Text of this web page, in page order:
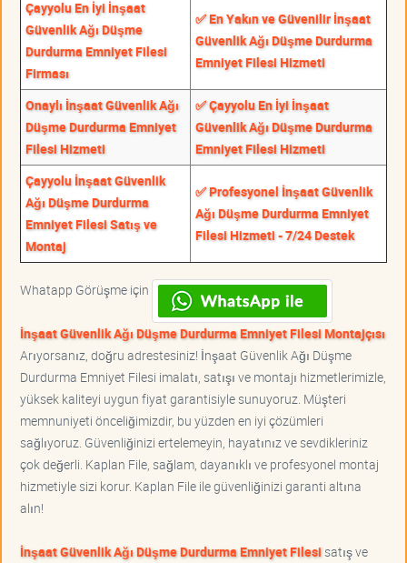
Çayyolu En İyi İnşaat
Güvenlik Ağı Düşme
Durdurma Emniyet Filesi
Firması
✅ En Yakın ve Güvenilir İnşaat
Güvenlik Ağı Düşme Durdurma
Emniyet Filesi Hizmeti
Onaylı İnşaat Güvenlik Ağı
Düşme Durdurma Emniyet
Filesi Hizmeti
✅ Çayyolu En İyi İnşaat
Güvenlik Ağı Düşme Durdurma
Emniyet Filesi Hizmeti
Çayyolu İnşaat Güvenlik
Ağı Düşme Durdurma
Emniyet Filesi Satış ve
Montaj
✅ Profesyonel İnşaat Güvenlik
Ağı Düşme Durdurma Emniyet
Filesi Hizmeti - 7/24 Destek
Whatapp Görüşme için
İnşaat Güvenlik Ağı Düşme Durdurma Emniyet Filesi Montajçısı
Arıyorsanız, doğru adrestesiniz! İnşaat Güvenlik Ağı Düşme
Durdurma Emniyet Filesi imalatı, satışı ve montajı hizmetlerimizle,
yüksek kaliteyi uygun fiyat garantisiyle sunuyoruz. Müşteri
memnuniyeti önceliğimizdir, bu yüzden en iyi çözümleri
sağlıyoruz. Güvenliğinizi ertelemeyin, hayatınız ve sevdikleriniz
çok değerli. Kaplan File, sağlam, dayanıklı ve profesyonel montaj
hizmetiyle sizi korur. Kaplan File ile güvenliğinizi garanti altına
alın!
İnşaat Güvenlik Ağı Düşme Durdurma Emniyet Filesisatış ve